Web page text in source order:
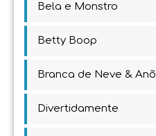
Bela e Monstro
Betty Boop
Branca de Neve &
Divertidamente